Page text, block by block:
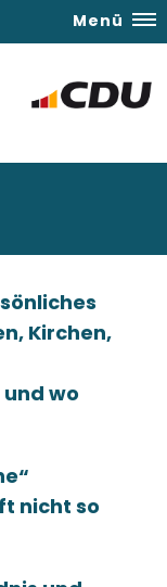
Menü
Kirchen,
wo
nicht so